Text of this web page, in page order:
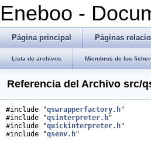
Eneboo -
Página principal Páginas
Lista de archivos Miembros de los
Referencia del Archivo src/
#include "qswrapperfactory.h"
#include "qsinterpreter.h"
#include "quickinterpreter.h"
#include "qsenv.h"